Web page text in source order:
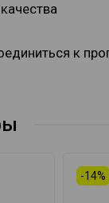
к
-14%